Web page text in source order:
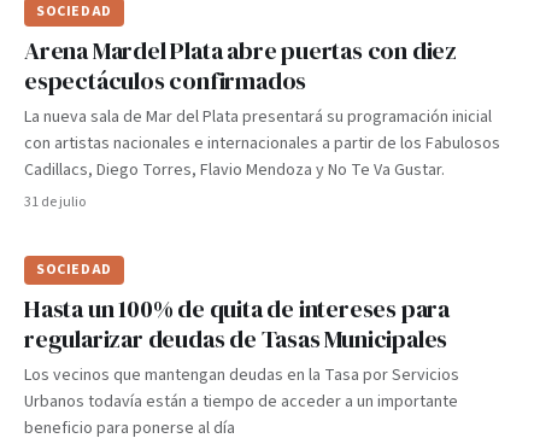
SOCIEDAD
Arena Mardel Plata abre puertas con diez
espectáculos confirmados
La nueva sala de Mar del Plata presentará su programación inicial
con artistas nacionales e internacionales a partir de los Fabulosos
Cadillacs, Diego Torres, Flavio Mendoza y No Te Va Gustar.
31 de julio
SOCIEDAD
Hasta un 100% de quita de intereses para
regularizar deudas de Tasas Municipales
Los vecinos que mantengan deudas en la Tasa por Servicios
Urbanos todavía están a tiempo de acceder a un importante
beneficio para ponerse al día